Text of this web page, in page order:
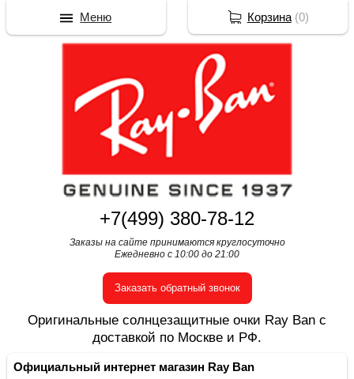
+7(499) 380-78-12
Заказы на сайте принимаются круглосуточно
Ежедневно с 10:00 до 21:00
Заказать обратный звонок
Оригинальные солнцезащитные очки Ray Ban с
доставкой по Москве и РФ.
Официальный интернет магазин Ray Ban
Корзина(0)
Меню